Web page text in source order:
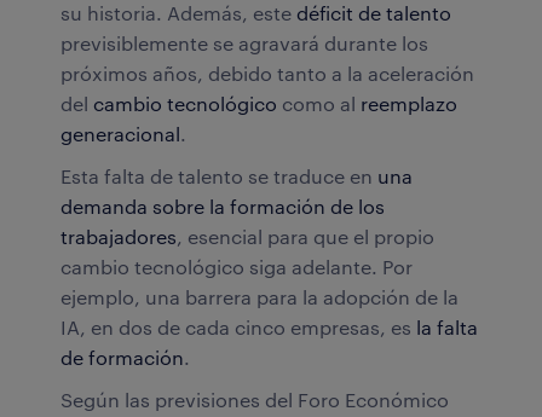
su historia. Además, este déficit de talento
previsiblemente se agravará durante los
próximos años, debido tanto a la aceleración
del cambio tecnológico como al reemplazo
generacional.
Esta falta de talento se traduce en una
demanda sobre la formación de los
trabajadores, esencial para que el propio
cambio tecnológico siga adelante. Por
ejemplo, una barrera para la adopción de la
IA, en dos de cada cinco empresas, es la falta
de formación.
Según las previsiones del Foro Económico